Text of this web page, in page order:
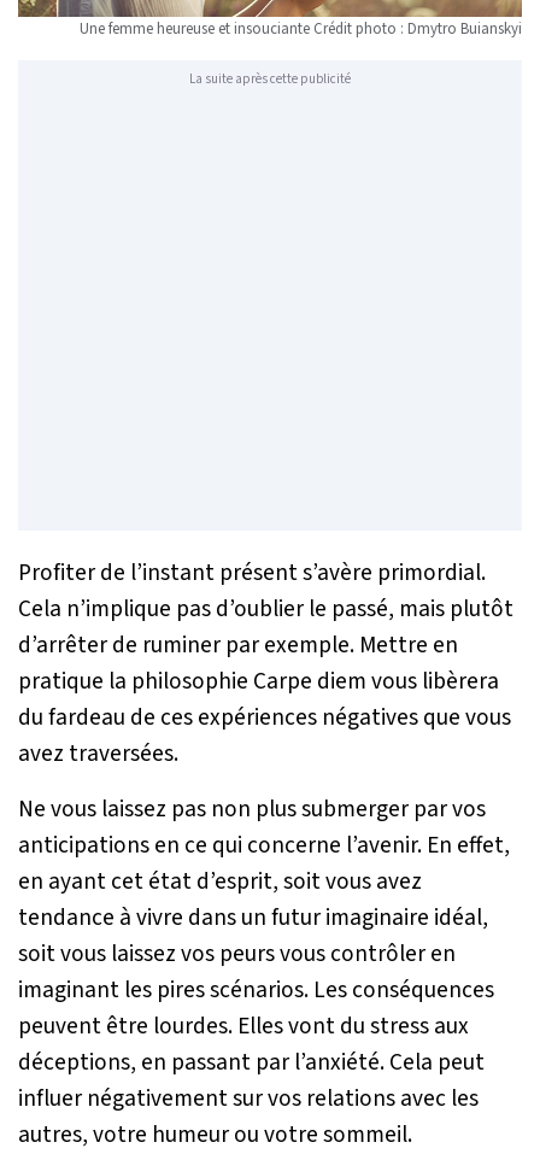
Une femme heureuse et insouciante Crédit photo : Dmytro Buianskyi
La suite après cette publicité
Profiter de l’instant présent s’avère primordial.
Cela n’implique pas d’oublier le passé, mais plutôt
d’arrêter de ruminer par exemple. Mettre en
pratique la philosophie Carpe diem vous libèrera
du fardeau de ces expériences négatives que vous
avez traversées.
Ne vous laissez pas non plus submerger par vos
anticipations en ce qui concerne l’avenir. En effet,
en ayant cet état d’esprit, soit vous avez
tendance à vivre dans un futur imaginaire idéal,
soit vous laissez vos peurs vous contrôler en
imaginant les pires scénarios. Les conséquences
peuvent être lourdes. Elles vont du stress aux
déceptions, en passant par l’anxiété. Cela peut
influer négativement sur vos relations avec les
autres, votre humeur ou votre sommeil.